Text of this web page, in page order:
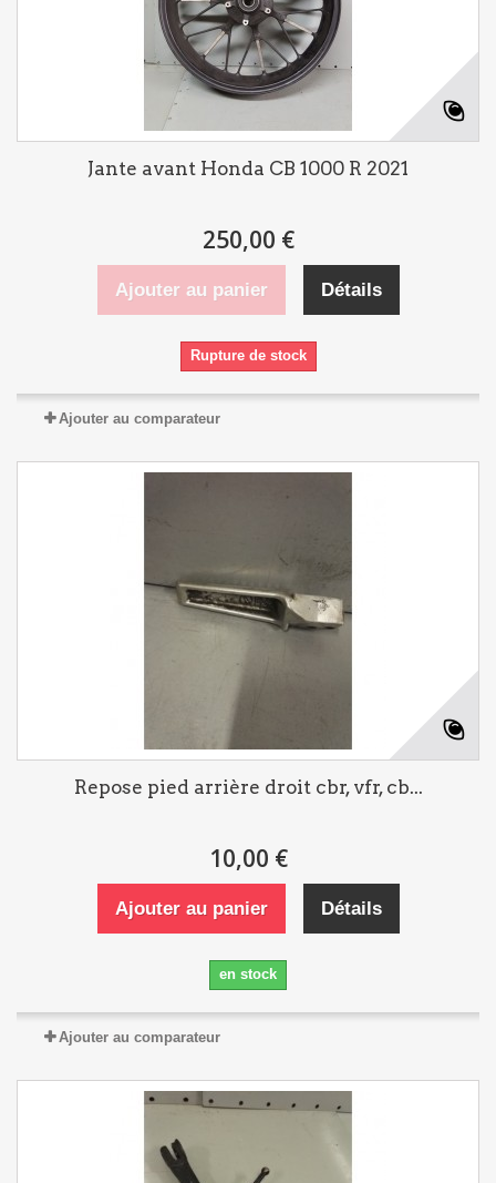
Jante avant Honda CB 1000 R 2021
250,00 €
Ajouter au panier Détails
Rupture de stock
Ajouter au comparateur
Repose pied arrière droit cbr, vfr, cb...
10,00 €
Ajouter au panier Détails
en stock
Ajouter au comparateur